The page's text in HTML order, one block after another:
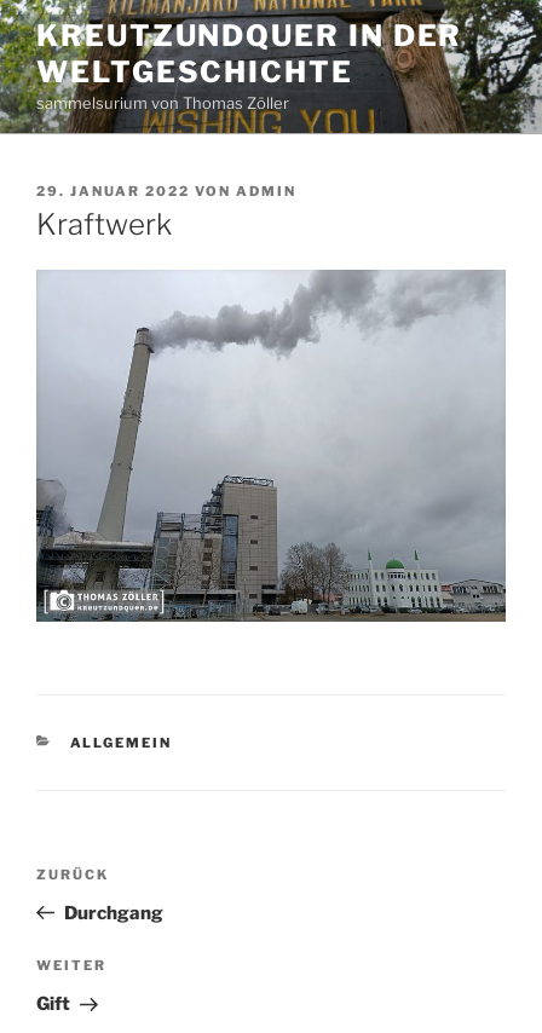
Zum
Inhalt
springen
KREUTZUNDQUER IN DER
WELTGESCHICHTE
sammelsurium von Thomas Zöller
VERÖFFENTLICHT
AM
29. JANUAR 2022 VON ADMIN
Kraftwerk
KATEGORIEN
ALLGEMEIN
Beitragsnavigation
Vorheriger
Beitrag
ZURÜCK
Durchgang
Nächster
Beitrag
WEITER
Gift